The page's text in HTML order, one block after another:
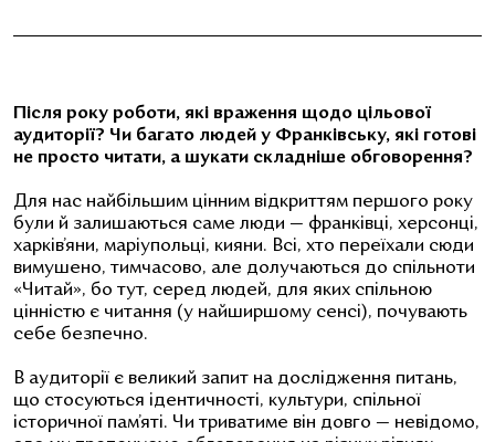
Після року роботи, які враження щодо цільової
аудиторії? Чи багато людей у Франківську, які готові
не просто читати, а шукати складніше обговорення?
Для нас найбільшим цінним відкриттям першого року
були й залишаються саме люди — франківці, херсонці,
харків’яни, маріупольці, кияни. Всі, хто переїхали сюди
вимушено, тимчасово, але долучаються до спільноти
«Читай», бо тут, серед людей, для яких спільною
цінністю є читання (у найширшому сенсі), почувають
себе безпечно.
В аудиторії є великий запит на дослідження питань,
що стосуються ідентичності, культури, спільної
історичної пам’яті. Чи триватиме він довго — невідомо,